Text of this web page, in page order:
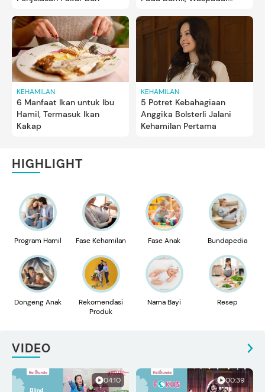
KEHAMILAN
6 Manfaat Ikan untuk Ibu
Hamil, Termasuk Ikan
Kakap
KEHAMILAN
5 Potret Kebahagiaan
Anggika Bolsterli Jalani
Kehamilan Pertama
HIGHLIGHT
Program Hamil Fase Kehamilan Fase Anak Bundapedia
Dongeng Anak
Rekomendasi
Produk
Nama Bayi Resep
VIDEO
04:10 00:39